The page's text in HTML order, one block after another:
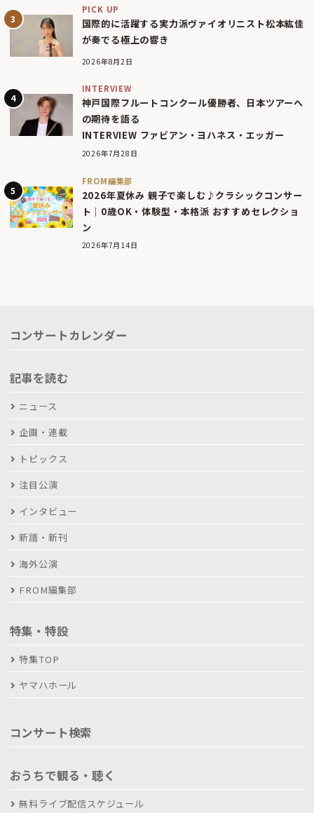
PICK UP
国際的に活躍する実力派ヴァイオリニスト松本紘佳
が奏でる極上の響き
2026年8月2日
INTERVIEW
神戸国際フルートコンクール優勝者、日本ツアーへ
の期待を語る
INTERVIEW ファビアン・ヨハネス・エッガー
2026年7月28日
FROM編集部
2026年夏休み 親子で楽しむ♪クラシックコンサー
ト｜0歳OK・体験型・本格派 おすすめセレクショ
ン
2026年7月14日
コンサートカレンダー
記事を読む
ニュース
企画・連載
トピックス
注目公演
インタビュー
新譜・新刊
海外公演
FROM編集部
特集・特設
特集TOP
ヤマハホール
コンサート検索
おうちで観る・聴く
無料ライブ配信スケジュール